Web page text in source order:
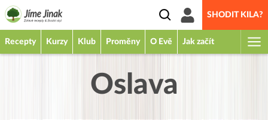
SHODIT KILA?
Recepty Kurzy Klub Proměny O Evě Jak začít
Oslava